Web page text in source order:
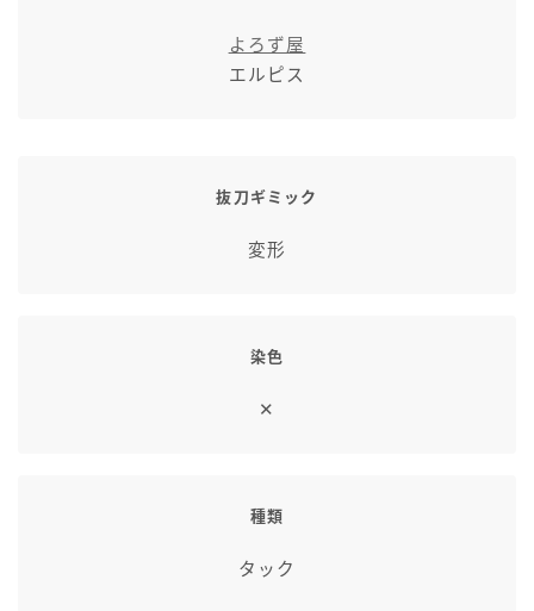
よろず屋
エルピス
抜刀ギミック
変形
染色
✕
種類
タック